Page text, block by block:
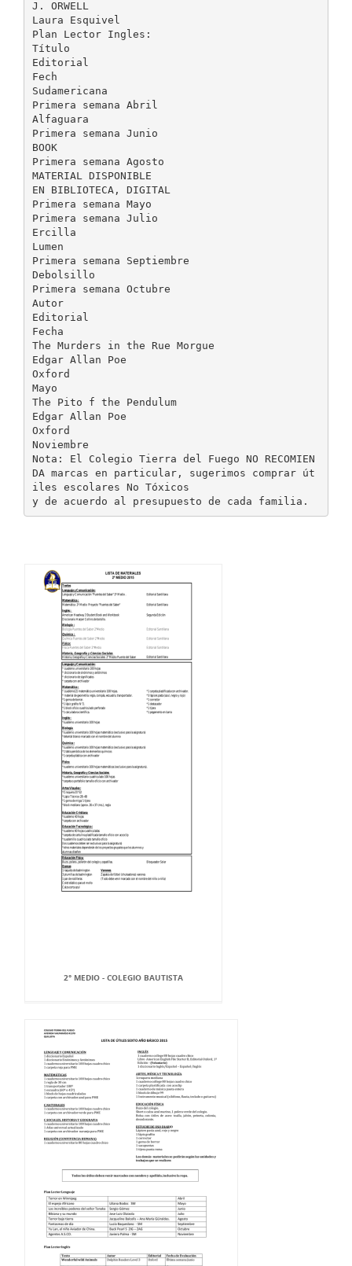
J. ORWELL
Laura Esquivel
Plan Lector Ingles:
Título
Editorial
Fech
Sudamericana
Primera semana Abril
Alfaguara
Primera semana Junio
BOOK
Primera semana Agosto
MATERIAL DISPONIBLE
EN BIBLIOTECA, DIGITAL
Primera semana Mayo
Primera semana Julio
Ercilla
Lumen
Primera semana Septiembre
Debolsillo
Primera semana Octubre
Autor
Editorial
Fecha
The Murders in the Rue Morgue
Edgar Allan Poe
Oxford
Mayo
The Pito f the Pendulum
Edgar Allan Poe
Oxford
Noviembre
Nota: El Colegio Tierra del Fuego NO RECOMIEN
DA marcas en particular, sugerimos comprar út
iles escolares No Tóxicos
2° MEDIO - COLEGIO BAUTISTA